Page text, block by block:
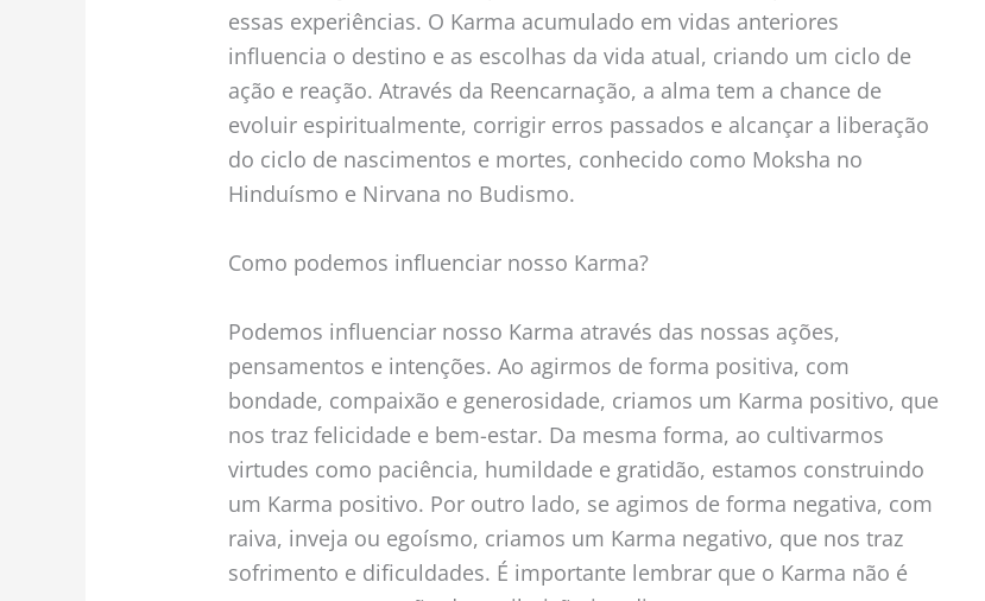
essas experiências. O Karma acumulado em vidas anteriores
influencia o destino e as escolhas da vida atual, criando um ciclo de
ação e reação. Através da Reencarnação, a alma tem a chance de
evoluir espiritualmente, corrigir erros passados e alcançar a liberação
do ciclo de nascimentos e mortes, conhecido como Moksha no
Hinduísmo e Nirvana no Budismo.
Como podemos influenciar nosso Karma?
Podemos influenciar nosso Karma através das nossas ações,
pensamentos e intenções. Ao agirmos de forma positiva, com
bondade, compaixão e generosidade, criamos um Karma positivo, que
nos traz felicidade e bem-estar. Da mesma forma, ao cultivarmos
virtudes como paciência, humildade e gratidão, estamos construindo
um Karma positivo. Por outro lado, se agimos de forma negativa, com
raiva, inveja ou egoísmo, criamos um Karma negativo, que nos traz
sofrimento e dificuldades. É importante lembrar que o Karma não é